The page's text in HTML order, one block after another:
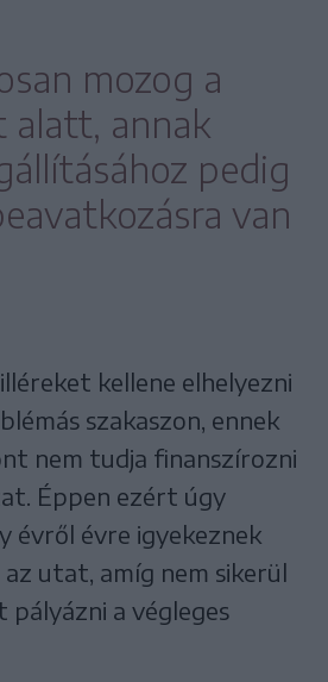
mozog a
alatt, annak
pedig
van
kellene elhelyezni
szakaszon, ennek
nem tudja finanszírozni
Éppen ezért úgy
évről évre igyekeznek
utat, amíg nem sikerül
a végleges